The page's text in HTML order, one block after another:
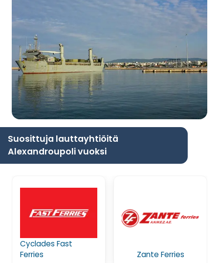
Suosittuja lauttayhtiöitä
Alexandroupoli vuoksi
Cyclades Fast
Ferries
Zante Ferries